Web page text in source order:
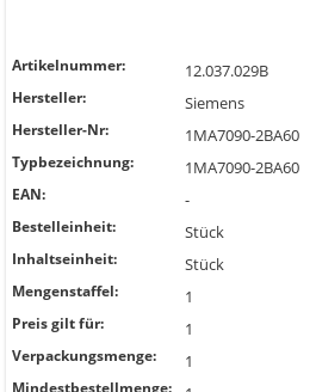
Artikelnummer: 12.037.029B
Hersteller: Siemens
Hersteller-Nr: 1MA7090-2BA60
Typbezeichnung: 1MA7090-2BA60
EAN: -
Bestelleinheit: Stück
Inhaltseinheit: Stück
Mengenstaffel: 1
Preis gilt für: 1
Verpackungsmenge: 1
Mindestbestellmenge: